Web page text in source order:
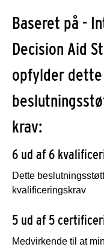
Baseret på -
Decision Aid
opfylder dette
krav:
6 ud af 6
Dette
kvalificeringskrav
5 ud af 5
Medvirkende til at